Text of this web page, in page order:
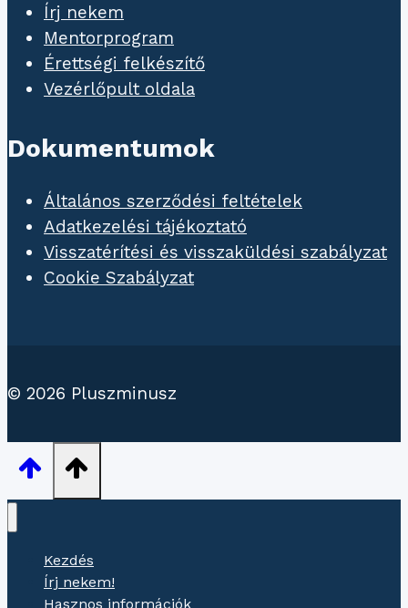
Írj nekem
Mentorprogram
Érettségi felkészítő
Vezérlőpult oldala
Dokumentumok
Általános szerződési feltételek
Adatkezelési tájékoztató
Visszatérítési és visszaküldési szabályzat
Cookie Szabályzat
© 2026 Pluszminusz
Kezdés
Írj nekem!
Hasznos információk